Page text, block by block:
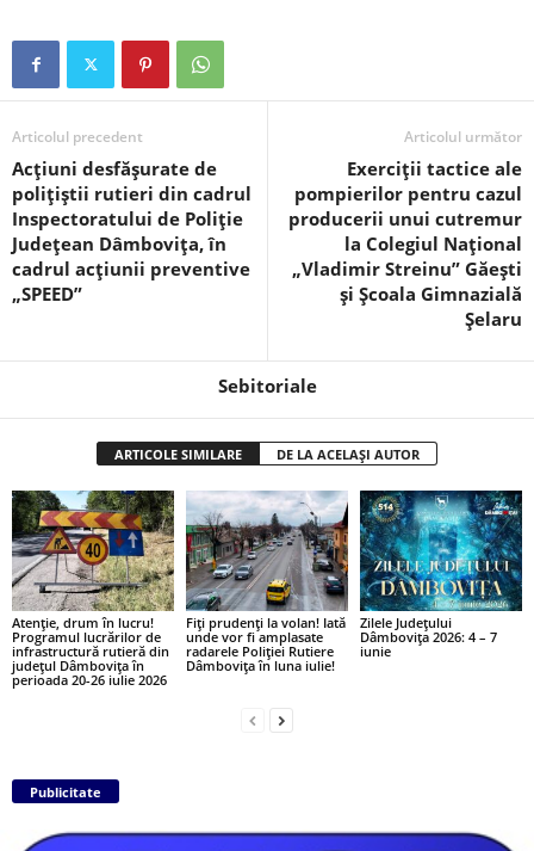
Articolul precedent
Acțiuni desfășurate de
polițiștii rutieri din cadrul
Inspectoratului de Poliție
Județean Dâmbovița, în
cadrul acțiunii preventive
„SPEED”
Articolul următor
Exerciții tactice ale
pompierilor pentru cazul
producerii unui cutremur
la Colegiul Național
„Vladimir Streinu” Găești
și Școala Gimnazială
Șelaru
Sebitoriale
ARTICOLE SIMILARE DE LA ACELAȘI AUTOR
Atenție, drum în lucru!
Programul lucrărilor de
infrastructură rutieră din
județul Dâmbovița în
perioada 20-26 iulie 2026
Fiți prudenți la volan! Iată
unde vor fi amplasate
radarele Poliției Rutiere
Dâmbovița în luna iulie!
Zilele Județului
Dâmbovița 2026: 4 – 7
iunie
Publicitate